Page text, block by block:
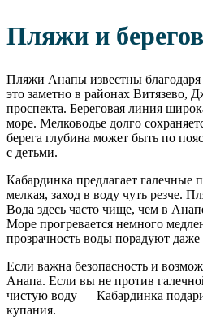
Пляжи и
Пляжи Анапы известны
это заметно в районах Витязево,
проспекта. Береговая линия
море. Мелководье долго
берега глубина может быть по
с детьми.
Кабардинка предлагает галечные
мелкая, заход в воду чуть резче.
Вода здесь часто чище, чем в
Море прогревается немного
прозрачность воды порадуют
Если важна безопасность и
Анапа. Если вы не против
чистую воду — Кабардинка
купания.